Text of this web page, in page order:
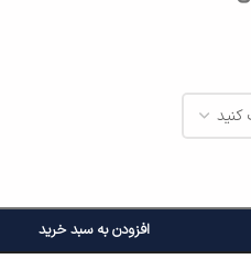
افزودن به سبد خرید